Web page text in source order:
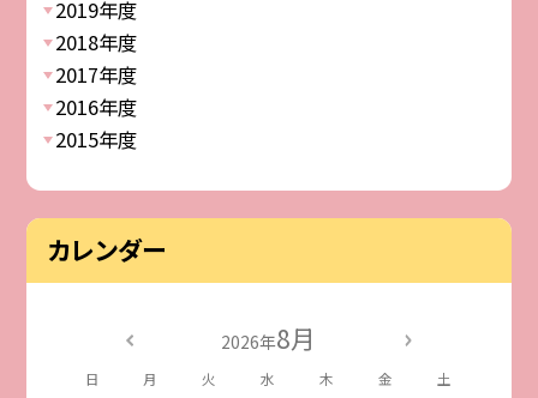
2019年度
2018年度
2017年度
2016年度
2015年度
カレンダー
2026年8月
日 月 火 水 木 金 土